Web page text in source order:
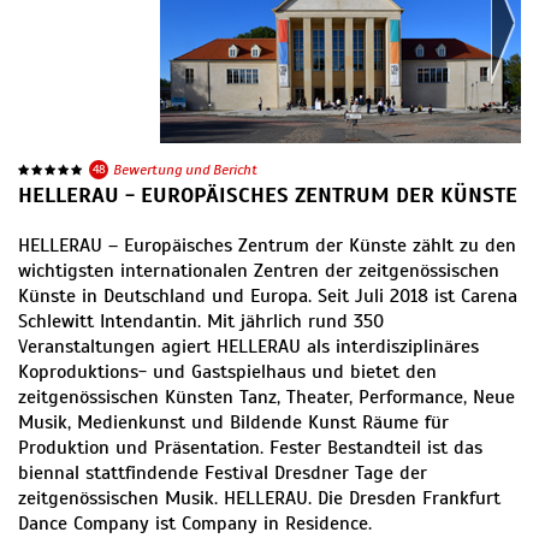
48 Bewertung und Bericht
HELLERAU - EUROPÄISCHES ZENTRUM DER KÜNSTE
HELLERAU – Europäisches Zentrum der Künste zählt zu den
wichtigsten internationalen Zentren der zeitgenössischen
Künste in Deutschland und Europa. Seit Juli 2018 ist Carena
Schlewitt Intendantin. Mit jährlich rund 350
Veranstaltungen agiert HELLERAU als interdisziplinäres
Koproduktions- und Gastspielhaus und bietet den
zeitgenössischen Künsten Tanz, Theater, Performance, Neue
Musik, Medienkunst und Bildende Kunst Räume für
Produktion und Präsentation. Fester Bestandteil ist das
biennal stattfindende Festival Dresdner Tage der
zeitgenössischen Musik. HELLERAU. Die Dresden Frankfurt
Dance Company ist Company in Residence.